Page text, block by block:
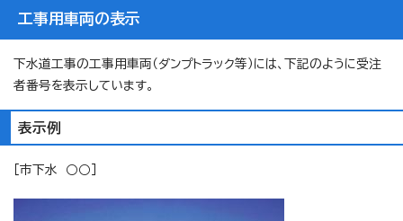
工事用車両の表示
下水道工事の工事用車両（ダンプトラック等）には、下記のように受注
者番号を表示しています。
表示例
［市下水 ○○］